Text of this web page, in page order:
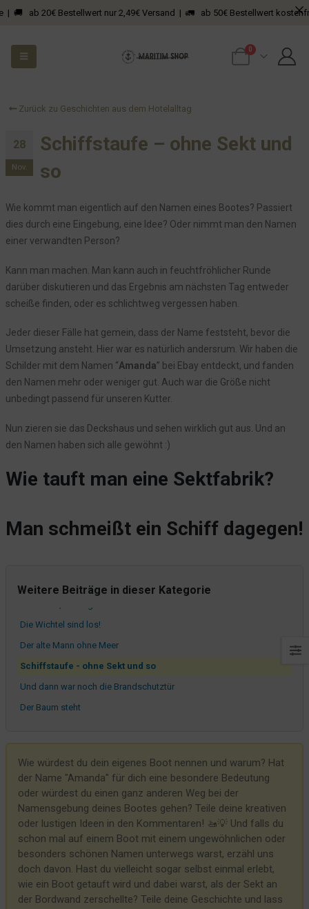
20€ Bestellwert nur 2,49€ Versand | 🚛 ab 50€ Bestellwert
0
Zurück zu Geschichten aus dem Hotelalltag
28
Nov.
Schiffstaufe – ohne Sekt und
so
Wie kommt man eigentlich auf den Namen eines Bootes? Passiert
dies durch eine Eingebung, eine Idee? Oder nimmt man den Namen
einer verwandten Person?
Kann man machen. Man kann auch in feuchtfröhlicher Runde
darüber diskutieren und das Ergebnis am nächsten Tag entweder
scheiße finden, oder es schlichtweg vergessen haben.
Jeder dieser Fälle hat gemein, dass der Name feststeht, bevor die
Umsetzung ansteht. Hier war es natürlich andersrum. Wir haben die
Schilder mit dem Namen “Amanda” bei Ebay entdeckt, und fanden
den Namen mehr oder weniger gut. Auch war die Größe nicht
unbedingt passend für unseren Kutter.
Nun zieren sie das Deckshaus und sehen wirklich gut aus. Und an
den Namen haben sich alle gewöhnt :)
Wie tauft man eine Sektfabrik?
Man schmeißt ein Schiff dagegen!
Weitere Beiträge in dieser Kategorie
Die Wand an der Treppe
Ein neuer Bewohner ist eingezogen
Kurzerhand unseren Kühlschrank umgestaltet
Infos für Touristen
Die hässliche Heizung
Natürlich sind Hunde in unserem Hotel willkommen, aber...
Die Baustelle auf unserem Gelände
DIT DA DA DIT
Auch die Kleinen sind an Bord willkommen!
Memories Are Made of This
Zimmer 21 - nun mit neuem Badezimmer
Unsere neuen Briefumschläge
Wenn sich sogar GZSZ von uns inspirieren lässt
Strahlende (Kinder)augen in Zimmer 21
Und dann waren da noch die Bojen...
Was meinten wir eigentlich mit - gemütlich?
Die Wichtel sind los!
Der alte Mann ohne Meer
Schiffstaufe - ohne Sekt und so
Und dann war noch die Brandschutztür
Der Baum steht
Wie würdest du dein eigenes Boot nennen und warum? Hat
der Name "Amanda" für dich eine besondere Bedeutung
oder würdest du einen ganz anderen Weg bei der
Namensgebung deines Bootes gehen? Teile deine kreativen
oder lustigen Ideen in den Kommentaren! 🚤💡 Und falls du
schon mal auf einem Boot mit einem ungewöhnlichen oder
besonders schönen Namen unterwegs warst, erzähl uns
doch davon. Hast du vielleicht sogar selbst einmal erlebt,
wie ein Boot getauft wird und dabei warst, als der Sekt an
der Bordwand zerschellte? Teile deine Geschichte und lass